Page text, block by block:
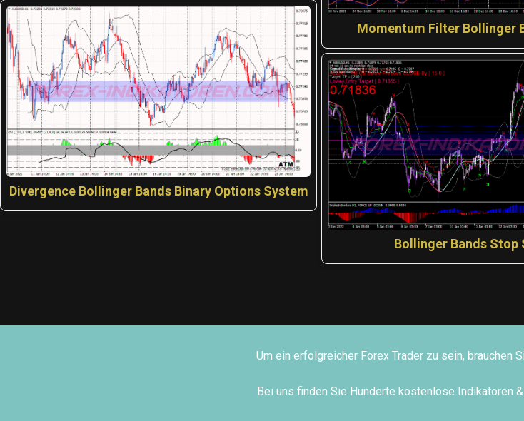
Divergence Bollinger Bands Binary Options System
Momentum Filter Bollinger
Bollinger Bands Stop
Um ein erfolgreicher Forex Trader zu sein, brauchen
Bei uns finden Sie Hunderte kostenlose Indikatoren